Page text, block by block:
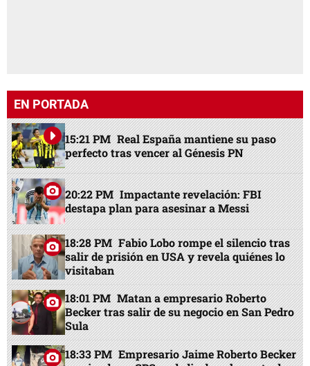
EN PORTADA
15:21 PM Real España mantiene su paso
perfecto tras vencer al Génesis PN
20:22 PM Impactante revelación: FBI
destapa plan para asesinar a Messi
18:28 PM Fabio Lobo rompe el silencio tras
salir de prisión en USA y revela quiénes lo
visitaban
18:01 PM Matan a empresario Roberto
Becker tras salir de su negocio en San Pedro
Sula
18:33 PM Empresario Jaime Roberto Becker